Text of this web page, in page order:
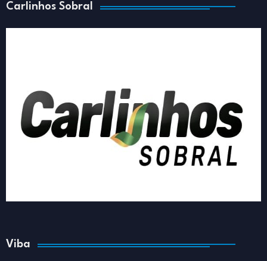
Carlinhos Sobral
Viba